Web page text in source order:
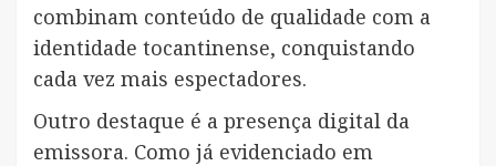
combinam conteúdo de qualidade com a
identidade tocantinense, conquistando
cada vez mais espectadores.
Outro destaque é a presença digital da
emissora. Como já evidenciado em